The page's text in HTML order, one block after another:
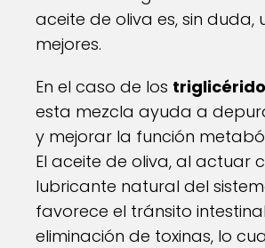
aceite de oliva es, sin duda,
mejores.
En el caso de los
esta mezcla ayuda a
y mejorar la función
El aceite de oliva, al actuar
lubricante natural del
favorece el tránsito
eliminación de toxinas, lo